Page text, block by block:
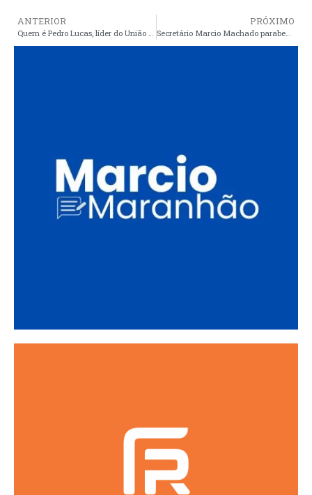
ANTERIOR
Quem é Pedro Lucas, líder do União Brasil na Câmara e novo ministro das Comunicações
PRÓXIMO
Secretário Marcio Machado parabeniza deputado Pedro Lucas, novo Ministro das Comunicações do Governo Lula